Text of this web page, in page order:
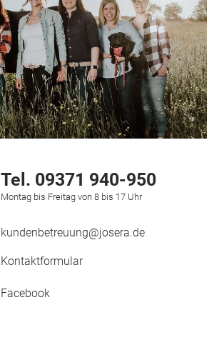
Tel. 09371 940-950
Montag bis Freitag von 8 bis 17 Uhr
kundenbetreuung@josera.de
Kontaktformular
Facebook